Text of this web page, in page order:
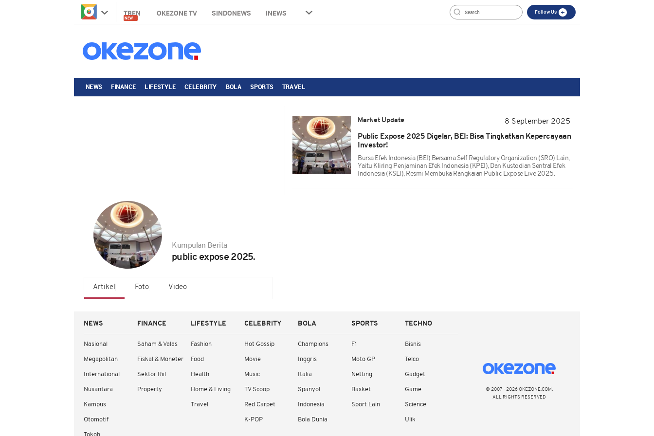
TREN
NEW
OKEZONE TV SINDONEWS INEWS Follow Us
NEWS FINANCE LIFESTYLE CELEBRITY BOLA SPORTS TRAVEL
Kumpulan Berita
public expose 2025.
Artikel Foto Video
Market Update
8 September 2025
Public Expose 2025 Digelar, BEI: Bisa Tingkatkan Kepercayaan
Investor!
Bursa Efek Indonesia (BEI) Bersama Self Regulatory Organization (SRO) Lain,
Yaitu Kliring Penjaminan Efek Indonesia (KPEI), Dan Kustodian Sentral Efek
Indonesia (KSEI), Resmi Membuka Rangkaian Public Expose Live 2025.
NEWS
Nasional
Megapolitan
International
Nusantara
Kampus
Otomotif
FINANCE
Saham & Valas
Fiskal & Moneter
Sektor Riil
Property
LIFESTYLE
Fashion
Food
Health
Home & Living
Travel
CELEBRITY
Hot Gossip
Movie
Music
TV Scoop
Red Carpet
K-POP
BOLA
Champions
Inggris
Italia
Spanyol
Indonesia
Bola Dunia
SPORTS
F1
Moto GP
Netting
Basket
Sport Lain
TECHNO
Bisnis
Telco
Gadget
Game
Science
Ulik
© 2007 - 2026 OKEZONE.COM,
ALL RIGHTS RESERVED